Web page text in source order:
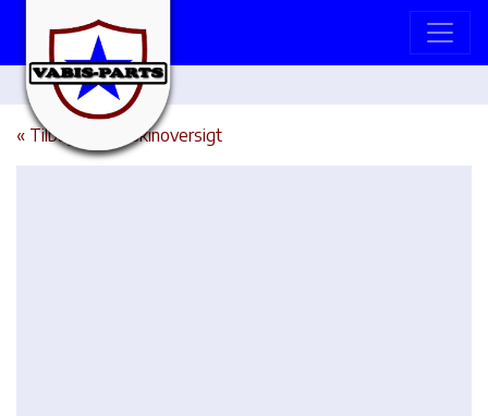
« Tilbage til maskinoversigt